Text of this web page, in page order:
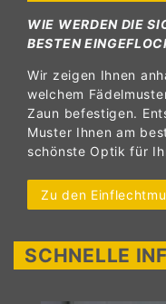
WIE WERDEN DIE
BESTEN
Wir zeigen Ihnen
welchem
Zaun befestigen.
Muster Ihnen am
schönste Optik für
Zu den
SCHNELLE